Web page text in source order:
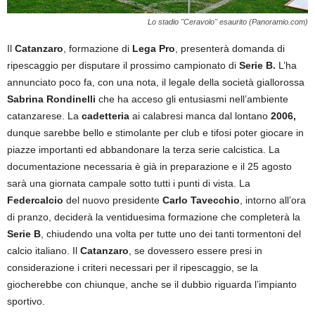
Lo stadio "Ceravolo" esaurito (Panoramio.com)
Il Catanzaro , formazione di Lega Pro , presenterà domanda di
ripescaggio per disputare il prossimo campionato di Serie B. L’ha
annunciato poco fa, con una nota, il legale della società giallorossa
Sabrina Rondinelli che ha acceso gli entusiasmi nell’ambiente
catanzarese. La cadetteria ai calabresi manca dal lontano 2006,
dunque sarebbe bello e stimolante per club e tifosi poter giocare in
piazze importanti ed abbandonare la terza serie calcistica. La
documentazione necessaria è già in preparazione e il 25 agosto
sarà una giornata campale sotto tutti i punti di vista. La
Federcalcio del nuovo presidente Carlo Tavecchio , intorno all’ora
di pranzo, deciderà la ventiduesima formazione che completerà la
Serie B , chiudendo una volta per tutte uno dei tanti tormentoni del
calcio italiano. Il Catanzaro , se dovessero essere presi in
considerazione i criteri necessari per il ripescaggio, se la
giocherebbe con chiunque, anche se il dubbio riguarda l’impianto
sportivo.